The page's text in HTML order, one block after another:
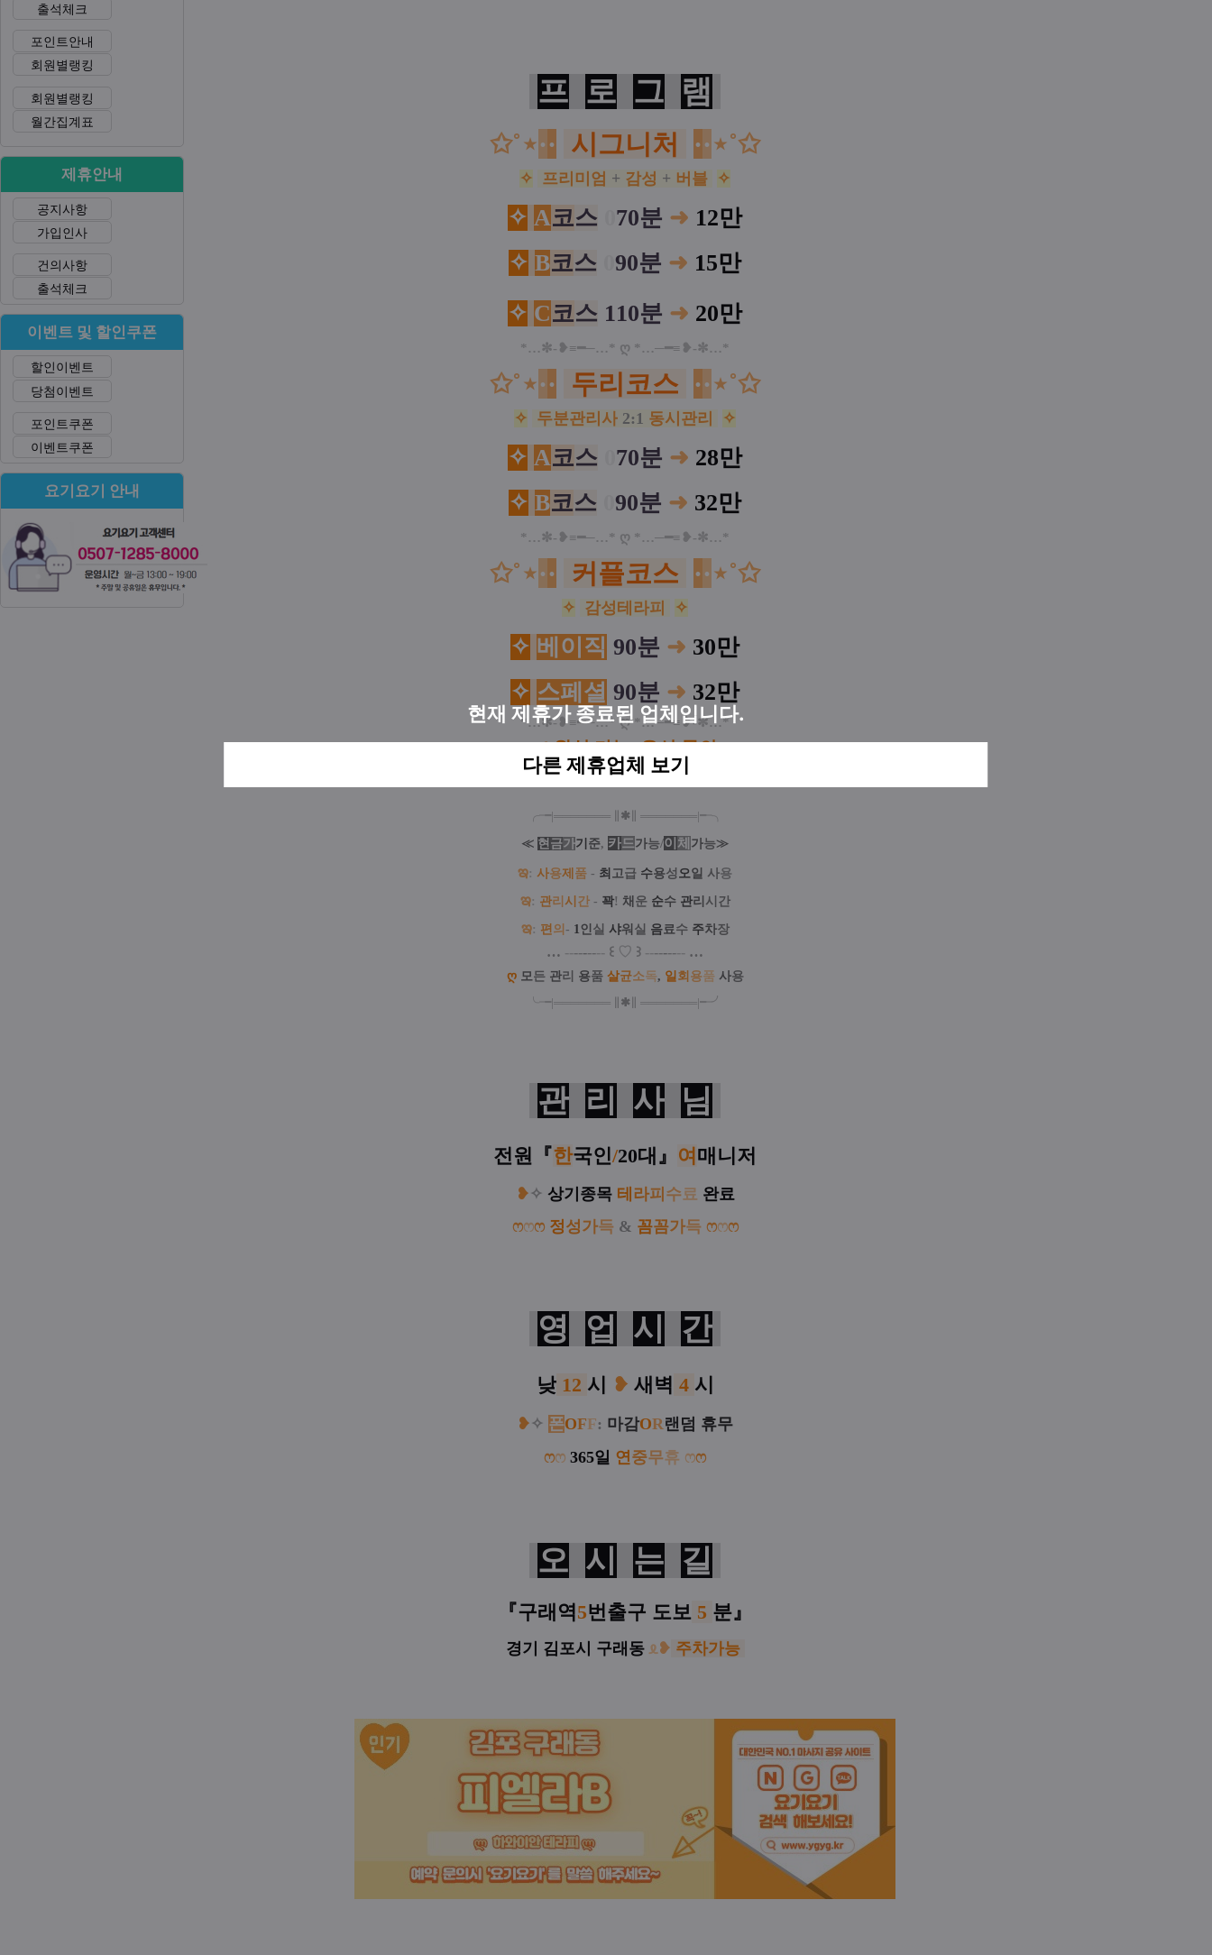
현재 제휴가 종료된 업체입니다.
다른 제휴업체 보기
프 로 그 램
✩˚⋆·· 시그니처 ··⋆˚✩
✧ 프리미엄 + 감성 + 버블 ✧
✧ A코스 70분 ➜ 12만
✧ B코스 90분 ➜ 15만
✧ C코스 110분 ➜ 20만
*…✼-❥≡━─…* ღ *…─━≡❥-✼…*
✩˚⋆·· 두리코스 ··⋆˚✩
✧ 두분관리사 2:1 동시관리 ✧
✧ A코스 70분 ➜ 28만
✧ B코스 90분 ➜ 32만
*…✼-❥≡━─…* ღ *…─━≡❥-✼…*
✩˚⋆·· 커플코스 ··⋆˚✩
✧ 감성테라피 ✧
✧ 베이직 90분 ➜ 30만
✧ 스페셜 90분 ➜ 32만
*…✼-❥≡━─…* ღ *…─━≡❥-✼…*
✔ 왁싱 가능 ː유선 문의
╭╼|═══════ ✱ ═══════|╾╮
≪ 현 금가기 준, 카드 가능/이 체 가능≫
ఇ: 사용제 품 - 최 고 급 수용성 오 일 사용
ఇ: 관리 시 간 - 꽉! 채 운 순수 관리 시간
ఇ: 편 의 - 1 인 실 샤워 실 음료 수 주차장
… --------- ꒰ ♡ ꒱ --------- …
ღ 모 든 관리 용품 살균소독, 일 회 용품 사용
╰╼|═══════ ✱ ═══════|╾╯
관 리 사 님
전원 『한국인/20대 』 여 매니저
❥ ✧ 상기종목 테 라피 수료 완료
ෆෆෆ 정성가득 & 꼼꼼가득 ෆෆෆ
영 업 시 간
낮 12 시 ❥ 새벽 4 시
❥ ✧ 폰OFF: 마감OR랜덤 휴무
ෆෆ 365일 연 중무휴 ෆෆ
오 시 는 길
『구래역 5번출구 도보 5 분』
경기 김포시 구래동 ᦸ❥ 주차가능
출석체크
포인트안내
회원별랭킹
회원별랭킹
월간집계표
제휴안내
공지사항
가입인사
건의사항
출석체크
이벤트 및 할인쿠폰
할인이벤트
당첨이벤트
포인트쿠폰
이벤트쿠폰
요기요기 안내